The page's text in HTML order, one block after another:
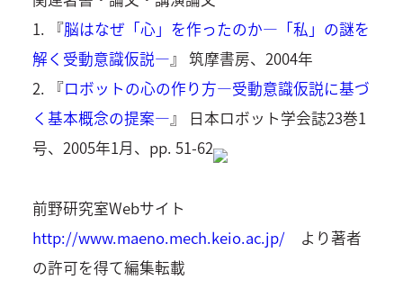
1. 『脳はなぜ「心」を作ったのか―「私」の謎を
解く受動意識仮説―』 筑摩書房、2004年
2. 『ロボットの心の作り方―受動意識仮説に基づ
く基本概念の提案―』 日本ロボット学会誌23巻1
号、2005年1月、pp. 51-62
前野研究室Webサイト
http://www.maeno.mech.keio.ac.jp/より著者
の許可を得て編集転載